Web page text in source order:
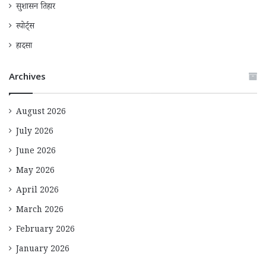
सुशासन तिहार
स्पोर्ट्स
हादसा
Archives
August 2026
July 2026
June 2026
May 2026
April 2026
March 2026
February 2026
January 2026